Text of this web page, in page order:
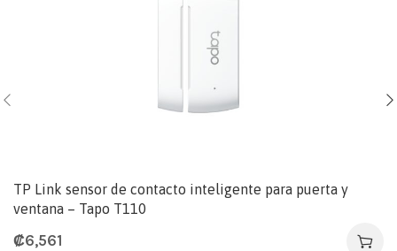
TP Link sensor de contacto inteligente para puerta y
ventana – Tapo T110
₡6,561